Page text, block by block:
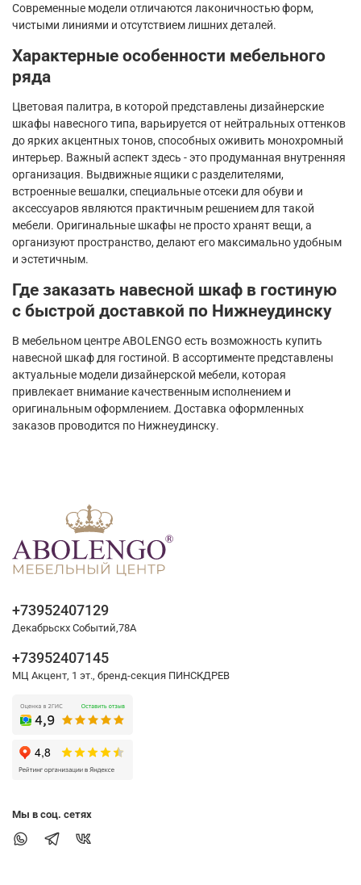
Современные модели отличаются лаконичностью форм,
чистыми линиями и отсутствием лишних деталей.
Характерные особенности мебельного
ряда
Цветовая палитра, в которой представлены дизайнерские
шкафы навесного типа, варьируется от нейтральных оттенков
до ярких акцентных тонов, способных оживить монохромный
интерьер. Важный аспект здесь - это продуманная внутренняя
организация. Выдвижные ящики с разделителями,
встроенные вешалки, специальные отсеки для обуви и
аксессуаров являются практичным решением для такой
мебели. Оригинальные шкафы не просто хранят вещи, а
организуют пространство, делают его максимально удобным
и эстетичным.
Где заказать навесной шкаф в гостиную
с быстрой доставкой по Нижнеудинску
В мебельном центре ABOLENGO есть возможность купить
навесной шкаф для гостиной. В ассортименте представлены
актуальные модели дизайнерской мебели, которая
привлекает внимание качественным исполнением и
оригинальным оформлением. Доставка оформленных
заказов проводится по Нижнеудинску.
+73952407129
Декабрьскх Событий,78А
+73952407145
МЦ Акцент, 1 эт., бренд-секция ПИНСКДРЕВ
Мы в соц. сетях